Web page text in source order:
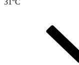
31°C